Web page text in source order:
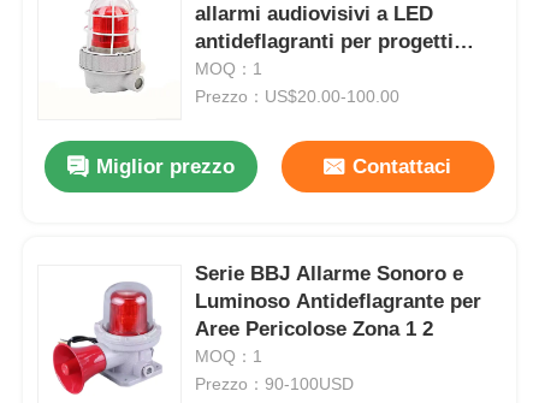
Prodotti
Fatory Tour
Controllo di qualità
Contattaci
allarmi audiovisivi a LED
antideflagranti per progetti
industriali
MOQ：1
Prezzo：US$20.00-100.00
Miglior prezzo Contattaci
Serie BBJ Allarme Sonoro e
Luminoso Antideflagrante per
Aree Pericolose Zona 1 2
MOQ：1
Prezzo：90-100USD